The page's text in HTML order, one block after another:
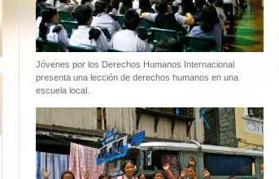
Jóvenes por los Derechos Humanos Internacional
presenta una lección de derechos humanos en una
escuela local.